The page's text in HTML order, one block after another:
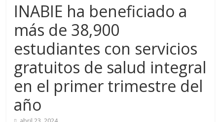
INABIE ha beneficiado a
más de 38,900
estudiantes con servicios
gratuitos de salud integral
en el primer trimestre del
año